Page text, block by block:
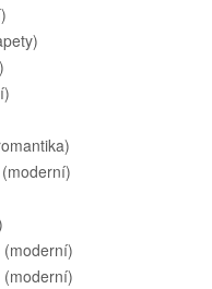
(moderní)
(moderní)